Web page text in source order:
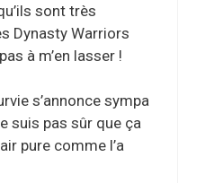
sont très
Dynasty Warriors
à m’en lasser !
s’annonce sympa
suis pas sûr que ça
pure comme l’a